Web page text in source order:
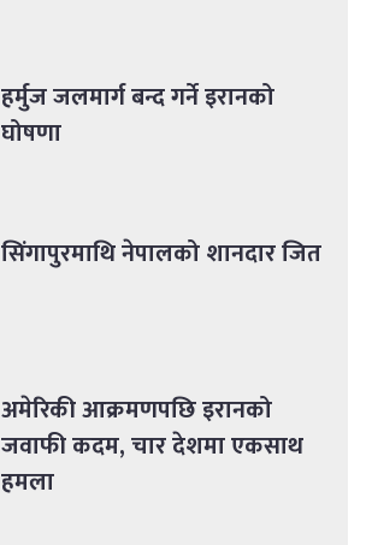
हर्मुज जलमार्ग बन्द गर्ने इरानको
घोषणा
सिंगापुरमाथि नेपालको शानदार जित
अमेरिकी आक्रमणपछि इरानको
जवाफी कदम, चार देशमा एकसाथ
हमला